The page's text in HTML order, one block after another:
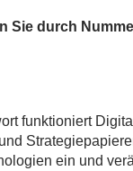
Sie durch
funktioniert
ein und